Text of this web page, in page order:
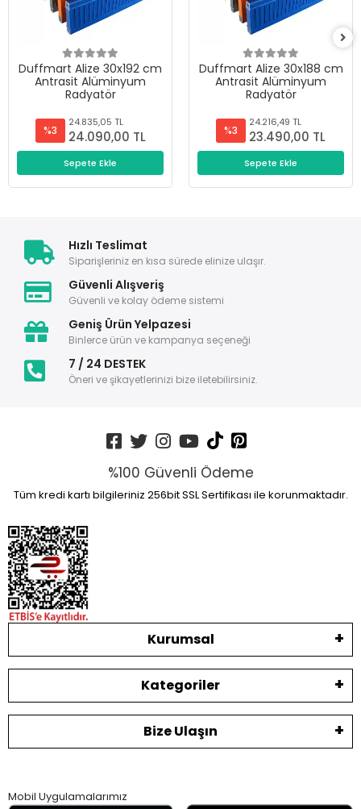
Duffmart Alize 30x192 cm
Antrasit Alüminyum
Radyatör
%3
24.835,05 TL
24.090,00 TL
Sepete Ekle
Duffmart Alize 30x188 cm
Antrasit Alüminyum
Radyatör
%3
24.216,49 TL
23.490,00 TL
Sepete Ekle
Hızlı Teslimat
Siparişleriniz en kısa sürede elinize ulaşır.
Güvenli Alışveriş
Güvenli ve kolay ödeme sistemi
Geniş Ürün Yelpazesi
Binlerce ürün ve kampanya seçeneği
7 / 24 DESTEK
Öneri ve şikayetlerinizi bize iletebilirsiniz.
%100 Güvenli Ödeme
Tüm kredi kartı bilgileriniz 256bit SSL Sertifikası ile korunmaktadır.
Kurumsal
Kategoriler
Bize Ulaşın
Mobil Uygulamalarımız